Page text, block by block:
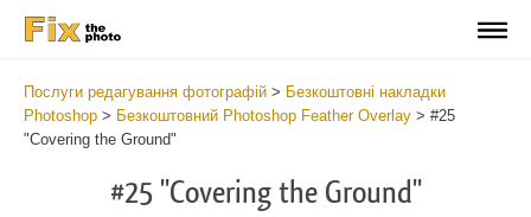
Послуги редагування фотографій > Безкоштовні накладки
Photoshop > Безкоштовний Photoshop Feather Overlay > #25
"Covering the Ground"
#25 "Covering the Ground"